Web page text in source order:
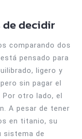
de decidir
comparando dos
está pensado para
ligero y
sin pagar el
Por otro lado, el
A pesar de tener
en titanio, su
sistema de